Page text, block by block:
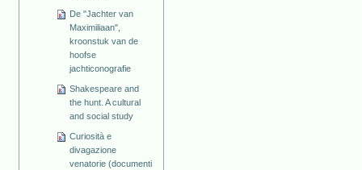
De "Jachter van
Maximiliaan",
kroonstuk van de
hoofse
jachticonografie
Shakespeare and
the hunt. A cultural
and social study
Curiosità e
divagazione
venatorie (documenti